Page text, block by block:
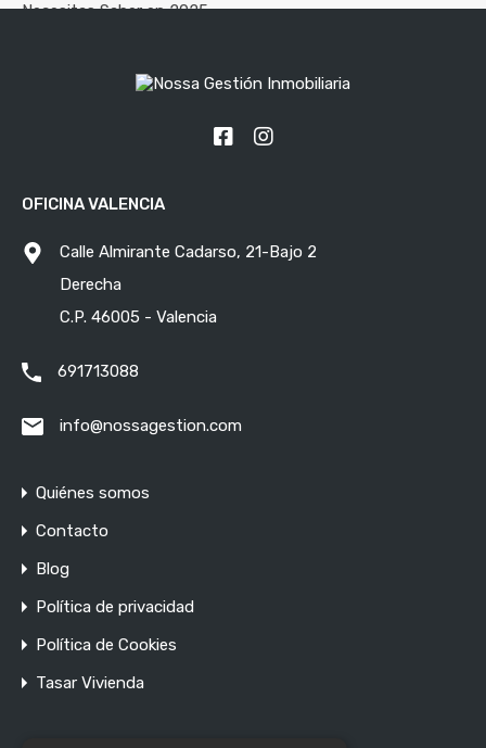
Necesitas Saber en 2025
Consejos Prácticos para Decorar y Maximizar el Espacio en
Tags
barrios de valencia buscar vivienda
consejos de vivienda
diseño de interiores
hogar perfecto
OFICINA VALENCIA
Calle Almirante Cadarso, 21-Bajo 2
Derecha
C.P. 46005 - Valencia
691713088
info@nossagestion.com
Quiénes somos
Contacto
Blog
Política de privacidad
Política de Cookies
Tasar Vivienda